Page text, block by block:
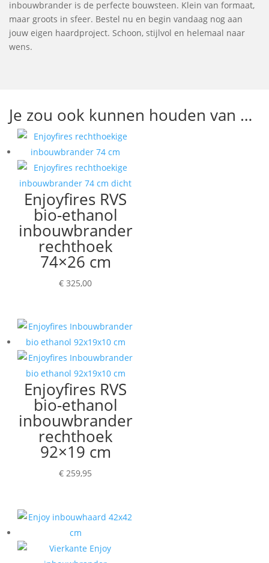
inbouwbrander is de perfecte bouwsteen. Klein van formaat,
maar groots in sfeer. Bestel nu en begin vandaag nog aan
jouw eigen haardproject. Schoon, stijlvol en helemaal naar
wens.
Je zou ook kunnen houden van …
Enjoyfires RVS
bio-ethanol
inbouwbrander
rechthoek
74×26 cm
€ 325,00
Enjoyfires RVS
bio-ethanol
inbouwbrander
rechthoek
92×19 cm
€ 259,95